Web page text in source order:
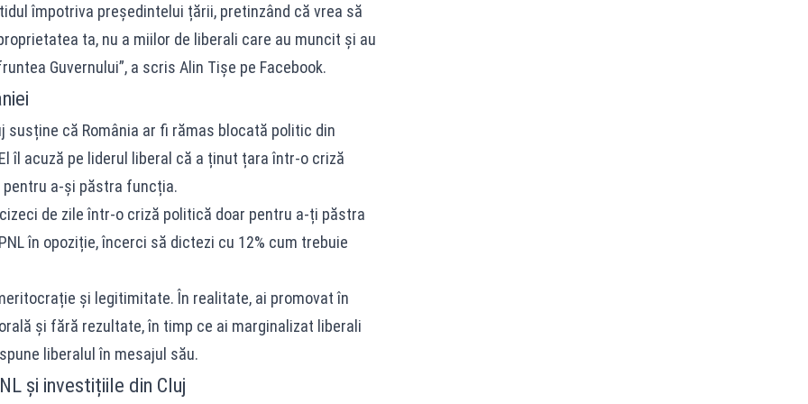
împotriva președintelui țării, pretinzând că vrea să
ta, nu a miilor de liberali care au muncit și au
Guvernului”, a scris Alin Tișe pe Facebook.
susține că România ar fi rămas blocată politic din
îl acuză pe liderul liberal că a ținut țara într-o criză
a-și păstra funcția.
de zile într-o criză politică doar pentru a-ți păstra
în opoziție, încerci să dictezi cu 12% cum trebuie
și legitimitate. În realitate, ai promovat în
și fără rezultate, în timp ce ai marginalizat liberali
liberalul în mesajul său.
și investițiile din Cluj